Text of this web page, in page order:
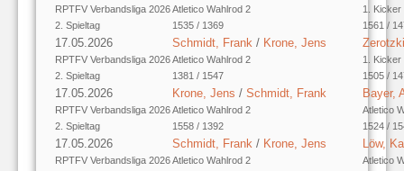
RPTFV Verbandsliga 2026
2. Spieltag
Atletico Wahlrod 2
1535 / 1369
1. Kicker
1561 /
17.05.2026
RPTFV Verbandsliga 2026
2. Spieltag
Schmidt, Frank / Krone, Jens
Atletico Wahlrod 2
1381 / 1547
1. Kicker
1505 /
17.05.2026
RPTFV Verbandsliga 2026
2. Spieltag
Krone, Jens / Schmidt, Frank
Atletico Wahlrod 2
1558 / 1392
Bayer,
Atletico
1524 /
17.05.2026
RPTFV Verbandsliga 2026
Schmidt, Frank / Krone, Jens
Atletico Wahlrod 2
Löw,
Atletico